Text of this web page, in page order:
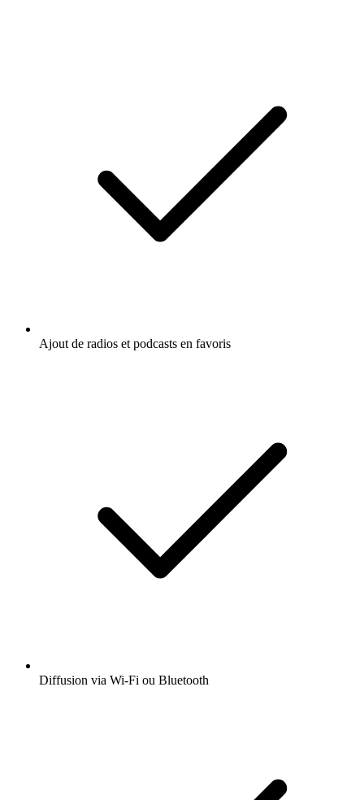
Ajout de radios et podcasts en favoris
Diffusion via Wi-Fi ou Bluetooth